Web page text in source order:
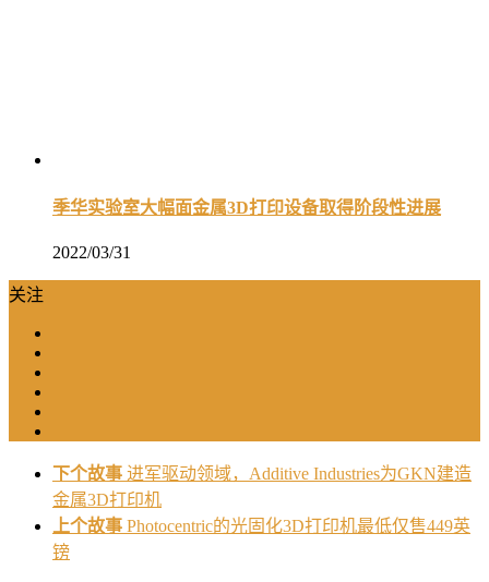
季华实验室大幅面金属3D打印设备取得阶段性进展
2022/03/31
关注
下个故事 进军驱动领域，Additive Industries为GKN建造
金属3D打印机
上个故事 Photocentric的光固化3D打印机最低仅售449英
镑